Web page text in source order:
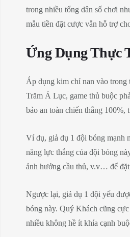
trong nhiều tổng dân số chơi
mẫu tiền đặt cược vẫn hỗ trợ
Ứng Dụng Thực
Áp dụng kim chỉ nan vào trong
Trăm Á Lục, game thủ buộc
bảo an toàn chiến thắng
Ví dụ, giả dụ 1 đội bóng mạnh
năng lực thắng của đội bóng
ảnh hưởng cầu thủ, v.v… để
Ngược lại, giả dụ 1 đội yếu
bóng này. Quý Khách cũng
nhiều không hề ít khía cạnh